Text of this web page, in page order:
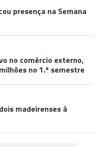
presença na Semana
no comércio externo,
no 1.º semestre
madeirenses à